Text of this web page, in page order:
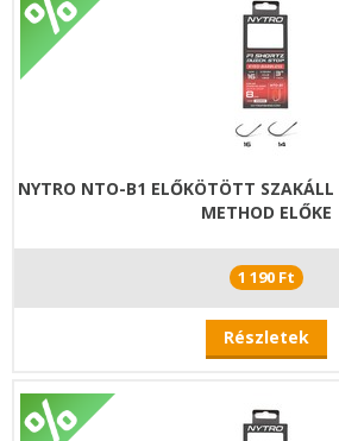
NYTRO NTO-B1 ELŐKÖTÖTT SZAKÁLL
METHOD ELŐKE
1 190 Ft
Részletek